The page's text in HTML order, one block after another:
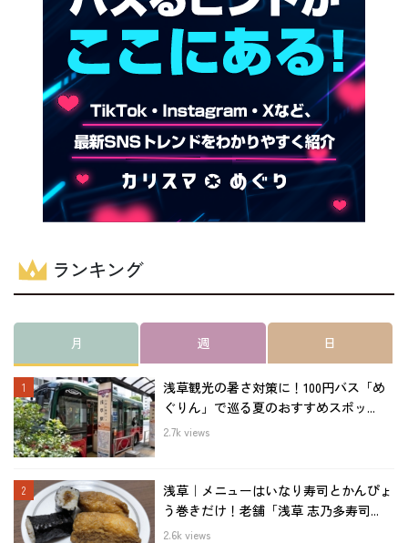
ランキング
月 週 日
浅草観光の暑さ対策に！100円バス「め
ぐりん」で巡る夏のおすすめスポッ...
2.7k views
浅草｜メニューはいなり寿司とかんぴょ
う巻きだけ！老舗「浅草 志乃多寿司...
2.6k views